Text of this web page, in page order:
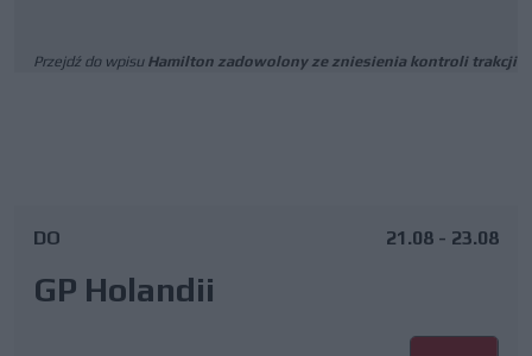
Przejdź do wpisu Hamilton zadowolony ze zniesienia kontroli trakcji
DO
GP Holandii
21.08 - 23.08